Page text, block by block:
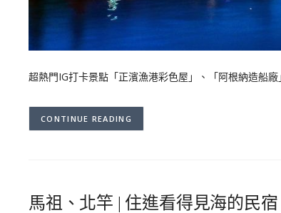
超熱門IG打卡景點「正濱漁港彩色屋」、「阿根納造船
CONTINUE READING
馬祖、北竿 | 住進看得見海的民